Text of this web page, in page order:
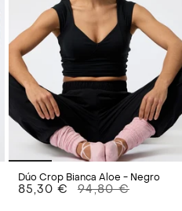
Dúo Crop Bianca Aloe - Negro
85,30 € 94,80 €